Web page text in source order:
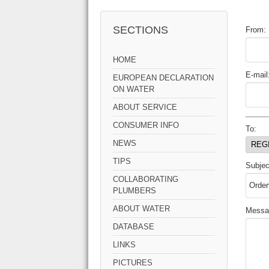
SECTIONS
HOME
EUROPEAN DECLARATION
ON WATER
ABOUT SERVICE
CONSUMER INFO
NEWS
TIPS
COLLABORATING
PLUMBERS
ABOUT WATER
DATABASE
LINKS
PICTURES
From:
E-mail:
To: